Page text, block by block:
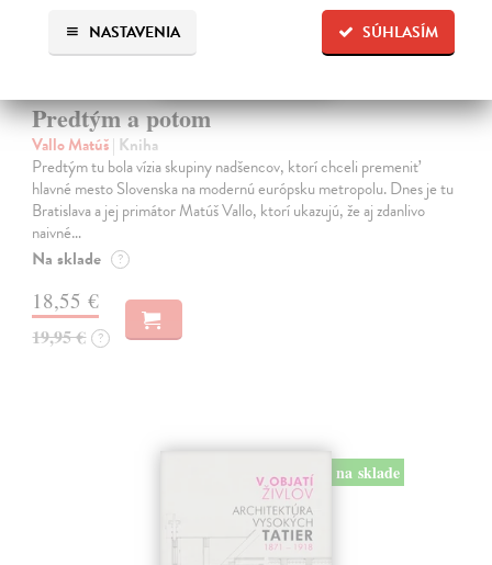
SÚHLASÍM
NASTAVENIA
Predtým a potom
Vallo Matúš| Kniha
Predtým tu bola vízia skupiny nadšencov, ktorí chceli premeniť
hlavné mesto Slovenska na modernú európsku metropolu. Dnes je tu
Bratislava a jej primátor Matúš Vallo, ktorí ukazujú, že aj zdanlivo
naivné…
Na sklade ?
18,55 €
19,95 € ?
na sklade